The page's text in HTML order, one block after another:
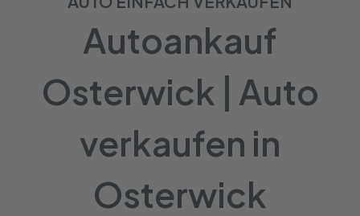
Autoankauf
Osterwick | Auto
verkaufen in
Osterwick